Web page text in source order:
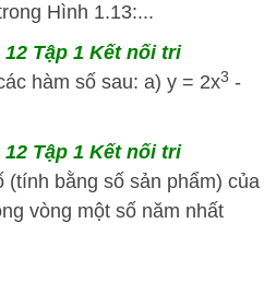
Hình 1.13:...
Tập 1 Kết nối tri
hàm số sau: a) y = 2x3 -
Tập 1 Kết nối tri
(tính bằng số sản phẩm) của
vòng một số năm nhất